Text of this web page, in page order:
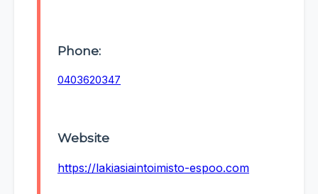
Phone:
0403620347
Website
https://lakiasiaintoimisto-espoo.com